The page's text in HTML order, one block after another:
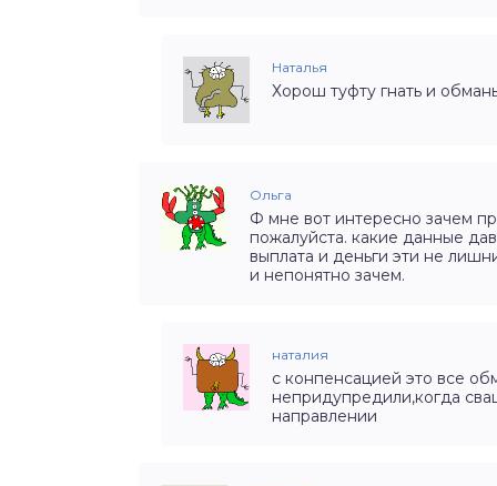
Наталья
Хорош туфту гнать и
Ольга
Ф мне вот интересно зачем
пожалуйста. какие данные
выплата и деньги эти не
и непонятно зачем.
наталия
с конпенсацией это все
непридупредили,когда
направлении